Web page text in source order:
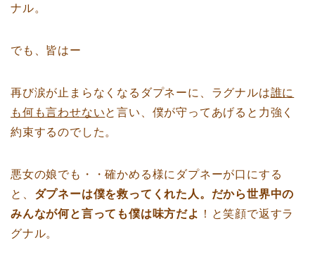
ナル。
でも、皆はー
再び涙が止まらなくなるダプネーに、ラグナルは誰に
も何も言わせないと言い、僕が守ってあげると力強く
約束するのでした。
悪女の娘でも・・確かめる様にダプネーが口にする
と、 ダプネーは僕を救ってくれた人。だから世界中の
みんなが何と言っても僕は味方だよ
！と笑顔で返すラ
グナル。